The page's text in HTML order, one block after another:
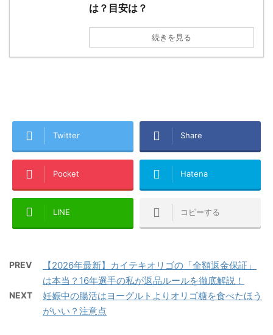
は？目安は？
続きを見る
Twitter Share
Pocket Hatena
LINE コピーする
PREV
【2026年最新】カイテキオリゴの「全額返金保証」
は本当？16年選手の私が返品ルールを徹底解説！
NEXT
妊娠中の腸活はヨーグルトよりオリゴ糖を食べたほう
がいい？注意点